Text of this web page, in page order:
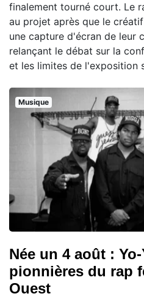
finalement tourné court. Le
au projet après que le
une capture d'écran de leur
relançant le débat sur la
et les limites de l'exposition
Musique
Née un 4 août :
pionnières du rap
Ouest